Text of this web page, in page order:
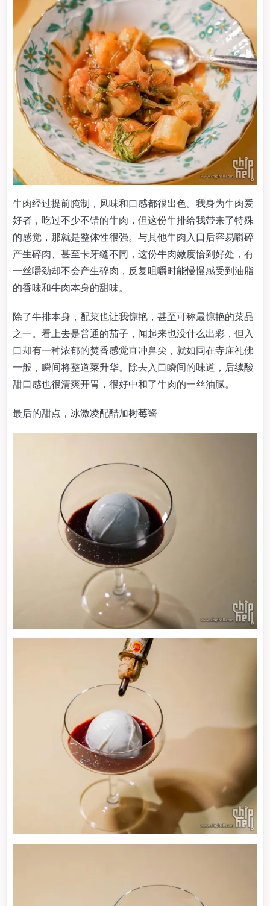
牛肉经过提前腌制，风味和口感都很出色。我身为牛肉爱
好者，吃过不少不错的牛肉，但这份牛排给我带来了特殊
的感觉，那就是整体性很强。与其他牛肉入口后容易嚼碎
产生碎肉、甚至卡牙缝不同，这份牛肉嫩度恰到好处，有
一丝嚼劲却不会产生碎肉，反复咀嚼时能慢慢感受到油脂
的香味和牛肉本身的甜味。
除了牛排本身，配菜也让我惊艳，甚至可称最惊艳的菜品
之一。看上去是普通的茄子，闻起来也没什么出彩，但入
口却有一种浓郁的焚香感觉直冲鼻尖，就如同在寺庙礼佛
一般，瞬间将整道菜升华。除去入口瞬间的味道，后续酸
甜口感也很清爽开胃，很好中和了牛肉的一丝油腻。
最后的甜点，冰激凌配醋加树莓酱